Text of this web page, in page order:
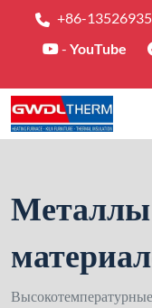
+86-
- YouTube
Металлы